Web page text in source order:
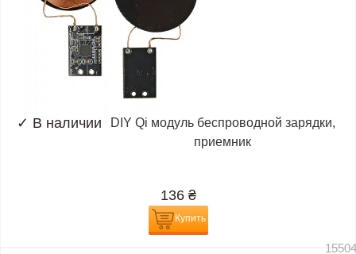
✓ В наличии
DIY Qi модуль беспроводной зарядки,
приемник
136 ₴
Купить